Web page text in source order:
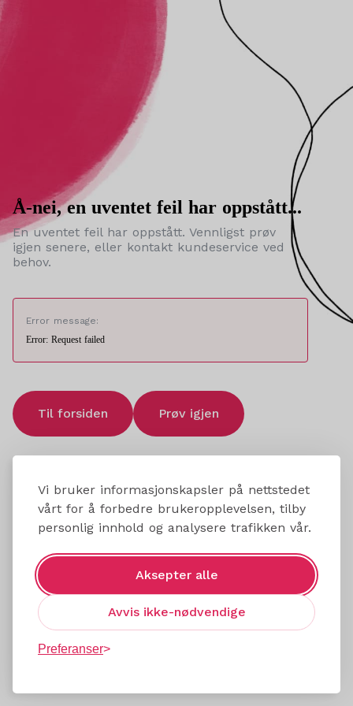
Vi bruker informasjonskapsler på nettstedet
vårt for å forbedre brukeropplevelsen, tilby
personlig innhold og analysere trafikken vår.
Aksepter alle
Avvis ikke-nødvendige
Preferanser
Å-nei, en uventet feil har oppstått...
En uventet feil har oppstått. Vennligst prøv
igjen senere, eller kontakt kundeservice ved
behov.
Error message:
Error: Request failed
Til forsiden Prøv igjen